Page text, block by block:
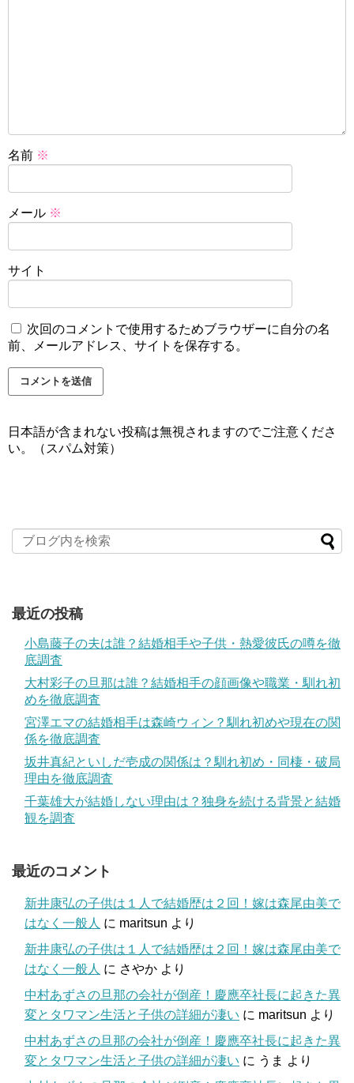
名前 ※
メール ※
サイト
次回のコメントで使用するためブラウザーに自分の名
前、メールアドレス、サイトを保存する。
日本語が含まれない投稿は無視されますのでご注意くださ
い。（スパム対策）
最近の投稿
小島藤子の夫は誰？結婚相手や子供・熱愛彼氏の噂を徹
底調査
大村彩子の旦那は誰？結婚相手の顔画像や職業・馴れ初
めを徹底調査
宮澤エマの結婚相手は森崎ウィン？馴れ初めや現在の関
係を徹底調査
坂井真紀といしだ壱成の関係は？馴れ初め・同棲・破局
理由を徹底調査
千葉雄大が結婚しない理由は？独身を続ける背景と結婚
観を調査
最近のコメント
新井康弘の子供は１人で結婚歴は２回！嫁は森尾由美で
はなく一般人 に maritsun より
新井康弘の子供は１人で結婚歴は２回！嫁は森尾由美で
はなく一般人 に さやか より
中村あずさの旦那の会社が倒産！慶應卒社長に起きた異
変とタワマン生活と子供の詳細が凄い に maritsun より
中村あずさの旦那の会社が倒産！慶應卒社長に起きた異
変とタワマン生活と子供の詳細が凄い に うま より